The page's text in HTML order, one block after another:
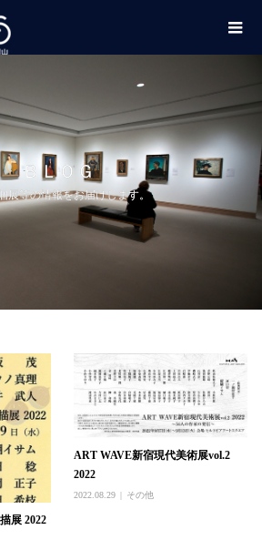
ＢＬＯＧ
展等の情報をお届けします。
展 2022
ART WAVE新宿現代美術展vol.2
2022
2022.08.29 その他